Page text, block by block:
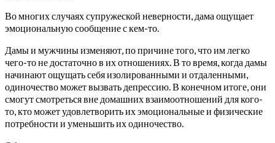
Во многих случаях супружеской неверности, дама ощущает
эмоциональную сообщение с кем-то.
Дамы и мужчины изменяют, по причине того, что им легко
чего-то не достаточно в их отношениях. В то время, когда дамы
начинают ощущать себя изолированными и отдаленными,
одиночество может вызвать депрессию. В конечном итоге, они
смогут смотреться вне домашних взаимоотношений для кого-
то, кто может удовлетворить их эмоциональные и физические
потребности и уменьшить их одиночество.